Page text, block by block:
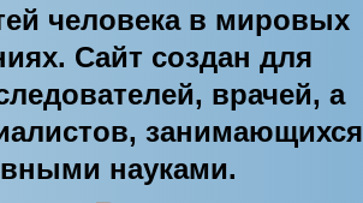
человека в мировых
Сайт создан для
врачей, а
занимающихся
науками.